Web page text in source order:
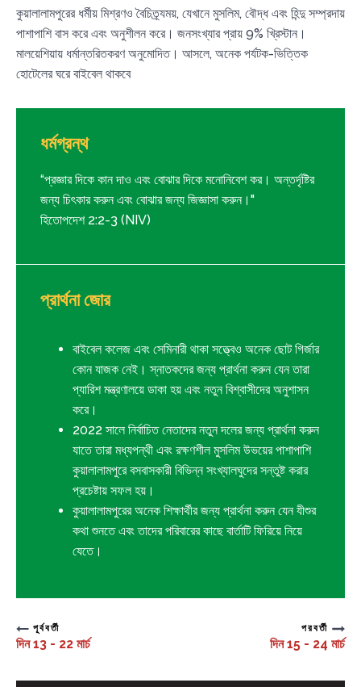
কুয়ালালামপুরের ধর্মীয় মিশ্রণও বৈচিত্র্যময়, যেখানে মুসলিম, বৌদ্ধ এবং হিন্দু সম্প্রদায়
পাশাপাশি বাস করে এবং অনুশীলন করে। জনসংখ্যার প্রায় 9% খ্রিস্টান।
মালয়েশিয়ায় ধর্মান্তরিতকরণ অনুমোদিত। আসলে, অনেক পর্যটক-ভিত্তিক
হোটেলের ঘরে বাইবেল থাকবে
ধর্মগ্রন্থ
“প্রজ্ঞার দিকে কান দাও এবং বোঝার দিকে মনোনিবেশ কর। অন্তর্দৃষ্টির
জন্য চিৎকার করুন এবং বোঝার জন্য জিজ্ঞাসা করুন।"
হিতোপদেশ 2:2-3 (NIV)
প্রার্থনা জোর
বাইবেল কলেজ এবং সেমিনারী থাকা সত্ত্বেও অনেক ছোট গির্জার
কোন যাজক নেই। স্নাতকদের জন্য প্রার্থনা করুন যেন তারা
প্যারিশ মন্ত্রণালয়ে ডাকা হয় এবং নতুন বিশ্বাসীদের অনুশাসন
করে।
2022 সালে নির্বাচিত নেতাদের নতুন দলের জন্য প্রার্থনা করুন
যাতে তারা মধ্যপন্থী এবং রক্ষণশীল মুসলিম উভয়ের পাশাপাশি
কুয়ালালামপুরে বসবাসকারী বিভিন্ন সংখ্যালঘুদের সন্তুষ্ট করার
প্রচেষ্টায় সফল হয়।
কুয়ালালামপুরের অনেক শিক্ষার্থীর জন্য প্রার্থনা করুন যেন যীশুর
কথা শুনতে এবং তাদের পরিবারের কাছে বার্তাটি ফিরিয়ে নিয়ে
যেতে।
পূর্ববর্তী
দিন 13 - 22 মার্চ
পরবর্তী
দিন 15 - 24 মার্চ